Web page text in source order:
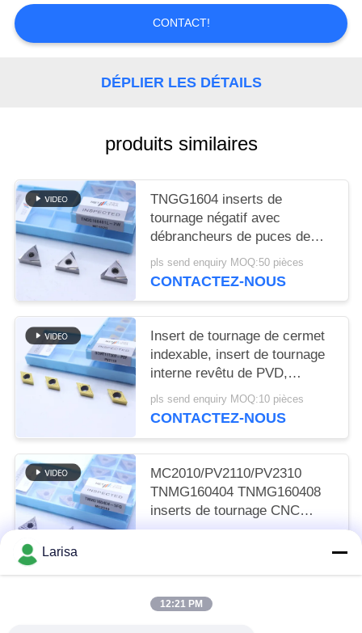
SITE
POLITIQUE
CONTACT!
DÉPLIER LES DÉTAILS
produits similaires
TNGG1604 inserts de
tournage négatif avec
débrancheurs de puces de
finition de 2 W et de qualité
MC1020/PV1120
pls send enquiry MOQ:50 pièces
CONTACTEZ-NOUS
Insert de tournage de cermet
indexable, insert de tournage
interne revêtu de PVD,
déchiffreur de finition
DCMT11T302, couleur dorée
pls send enquiry MOQ:10 pièces
CONTACTEZ-NOUS
MC2010/PV2110/PV2310
TNMG160404 TNMG160408
inserts de tournage CNC
inserts de tournage Cermet
Larisa
12:21 PM